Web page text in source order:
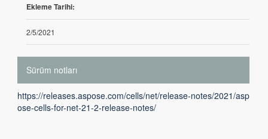
Ekleme Tarihi:
2/5/2021
Sürüm notları
https://releases.aspose.com/cells/net/release-notes/2021/asp
ose-cells-for-net-21-2-release-notes/